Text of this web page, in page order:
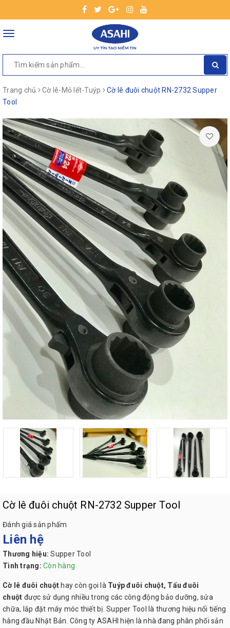
Toggle
Trang chủ Cờ lê-Mỏ lết-Tuýp
Cờ lê đuôi chuột RN-2732 Supper
Tool
Cờ lê đuôi chuột RN-2732 Supper Tool
Đánh giá sản phẩm
Liên hệ
Thương hiệu: Supper Tool
Tình trạng: Còn hàng
Cờ lê đuôi chuột hay còn gọi là Tuýp đuôi chuột, Tẩu đuôi
chuột được sử dụng nhiều trong các công động bảo dưỡng, sửa
chữa, lắp đặt máy móc thiết bị. Supper Tool là thương hiệu nổi tiếng
hàng đầu Nhật Bản. Công ty ASAHI hiện là nhà đang phân phối sản